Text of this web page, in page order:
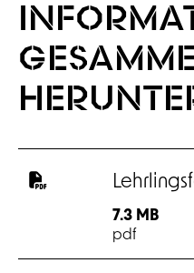
7.3 MB
pdf